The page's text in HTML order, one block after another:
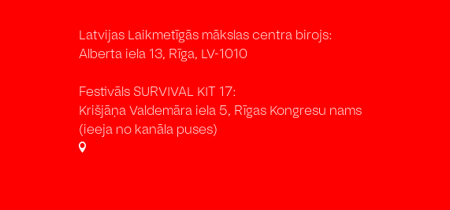
Latvijas Laikmetīgās mākslas centra birojs:
Alberta iela 13, Rīga, LV-1010
Festivāls SURVIVAL KIT 17:
Krišjāņa Valdemāra iela 5, Rīgas Kongresu nams
(ieeja no kanāla puses)